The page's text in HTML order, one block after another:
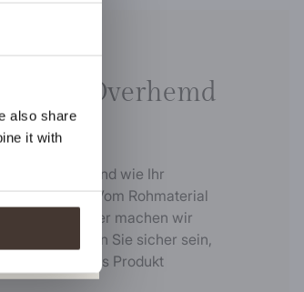
also share
it with
Overhemd
sehen, wo und wie Ihr
wurde. Vom Rohmaterial
unserem Lager machen wir
So können Sie sicher sein,
hochwertiges Produkt
über